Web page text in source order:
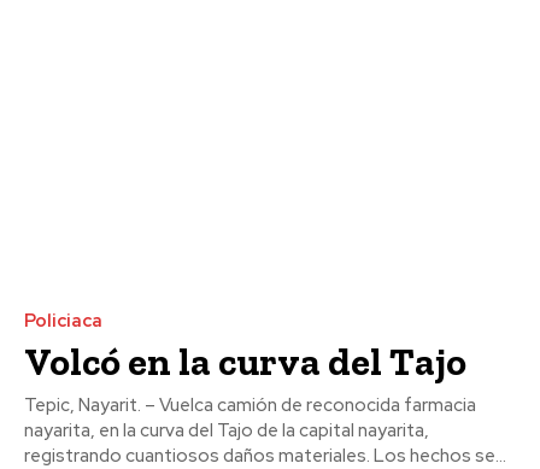
Policiaca
Volcó en la curva del Tajo
Tepic, Nayarit. – Vuelca camión de reconocida farmacia
nayarita, en la curva del Tajo de la capital nayarita,
registrando cuantiosos daños materiales. Los hechos se...